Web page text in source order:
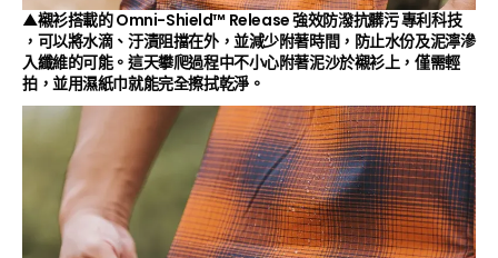
▲襯衫搭載的 Omni-Shield™ Release 強效防潑抗髒污 專利科技
，可以將水滴、汙漬阻擋在外，並減少附著時間，防止水份及泥濘滲
入纖維的可能。這天攀爬過程中不小心附著泥沙於襯衫上，僅需輕
拍，並用濕紙巾就能完全擦拭乾淨。